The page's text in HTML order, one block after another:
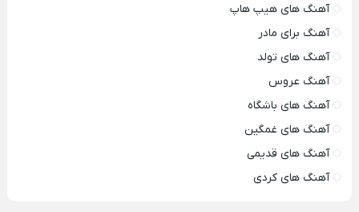
آهنگ های هیپ هاپ
آهنگ برای مادر
آهنگ های تولد
آهنگ عروس
آهنگ های باشگاه
آهنگ های غمگین
آهنگ های قدیمی
آهنگ های کردی